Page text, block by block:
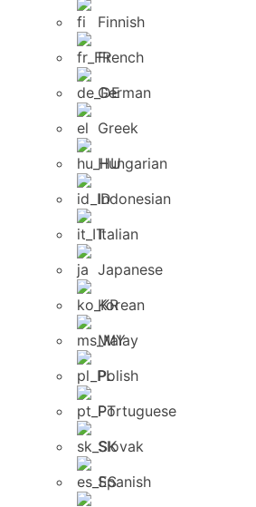
Finnish
French
German
Greek
Hungarian
Indonesian
Italian
Japanese
Korean
Malay
Polish
Portuguese
Slovak
Spanish